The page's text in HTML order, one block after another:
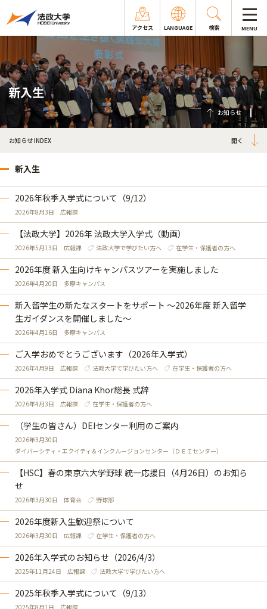
アクセス LANGUAGE 検索 MENU
新入生
お知らせ
お知らせ INDEX
新入生
2026年秋季入学式について（9/12）
2026年8月3日 広報課
【法政大学】2026年 法政大学入学式（動画）
2026年5月13日 広報課 法政大学で学びたい方へ 在学生・保護者の方へ
2026年度 新入生向けキャンパスツアーを実施しました
2026年4月20日 多摩キャンパス
新入留学生の新たなスタートをサポート ～2026年度 新入留学
生ガイダンスを開催しました～
2026年4月16日 多摩キャンパス
ご入学おめでとうございます（2026年入学式）
2026年4月9日 広報課 法政大学で学びたい方へ 在学生・保護者の方へ
2026年入学式 Diana Khor総長 式辞
2026年4月3日 広報課 在学生・保護者の方へ
（学生の皆さん）DEIセンター利用のご案内
2026年3月30日
ダイバーシティ・エクイティ＆インクルージョンセンター（ＤＥＩセンター）
【HSC】春の東京六大学野球 統一応援日（4月26日）のお知ら
せ
2026年3月30日 体育会 野球部
2026年度新入生歓迎祭について
2026年3月30日 広報課 在学生・保護者の方へ
2026年入学式のお知らせ（2026/4/3）
2025年11月24日 広報課 法政大学で学びたい方へ
2025年秋季入学式について（9/13）
2025年8月1日 広報課